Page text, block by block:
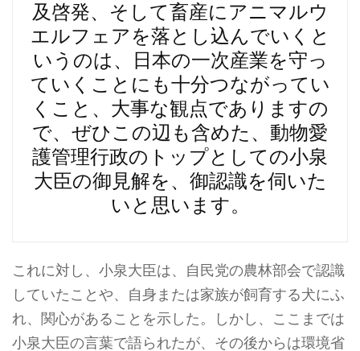
及啓発、そして畜産にアニマルウ
エルフェアを落とし込んでいくと
いうのは、日本の一次産業を守っ
ていくことにも十分つながってい
くこと、大事な観点でありますの
で、ぜひこの辺も含めた、動物愛
護管理行政のトップとしての小泉
大臣の御見解を、御認識を伺いた
いと思います。
これに対し、小泉大臣は、自民党の農林部会で認識
していたことや、自身または家族が飼育する犬にふ
れ、関心があることを示した。しかし、ここまでは
小泉大臣の言葉で語られたが、その後からは環境省